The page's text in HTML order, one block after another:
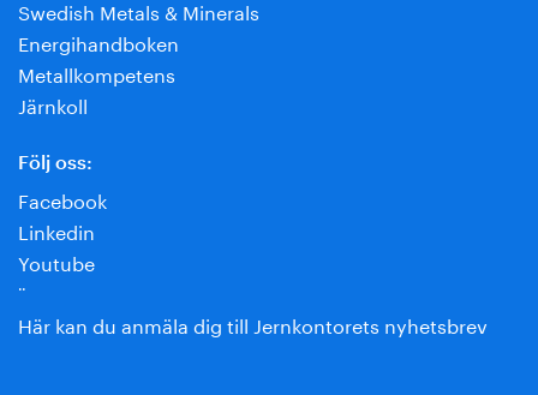
Swedish Metals & Minerals
Energihandboken
Metallkompetens
Järnkoll
Följ oss:
Facebook
Linkedin
Youtube
¨
Här kan du anmäla dig till Jernkontorets nyhetsbrev